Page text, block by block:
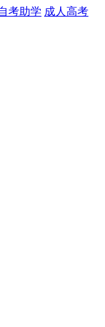
考助学 成人高考